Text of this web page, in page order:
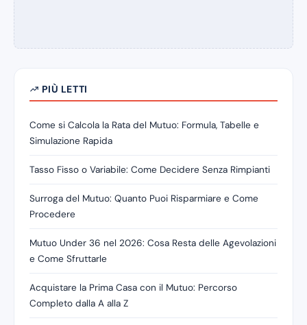
PIÙ LETTI
Come si Calcola la Rata del Mutuo: Formula, Tabelle e
Simulazione Rapida
Tasso Fisso o Variabile: Come Decidere Senza Rimpianti
Surroga del Mutuo: Quanto Puoi Risparmiare e Come
Procedere
Mutuo Under 36 nel 2026: Cosa Resta delle Agevolazioni
e Come Sfruttarle
Acquistare la Prima Casa con il Mutuo: Percorso
Completo dalla A alla Z